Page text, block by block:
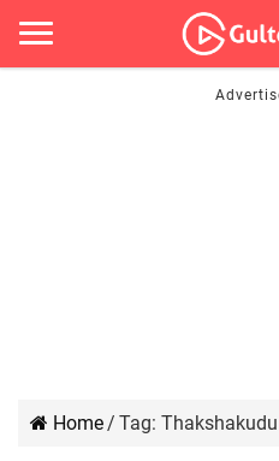
Home/ Tag: Thakshakudu